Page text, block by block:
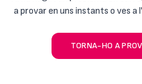
a provar en uns instants o ves
TORNA-HO A